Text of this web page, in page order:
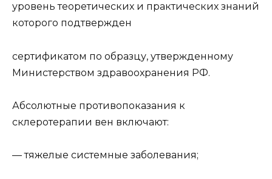
уровень теоретических и практических знаний
которого подтвержден
сертификатом по образцу, утвержденному
Министерством здравоохранения РФ.
Абсолютные противопоказания к
склеротерапии вен включают:
— тяжелые системные заболевания;